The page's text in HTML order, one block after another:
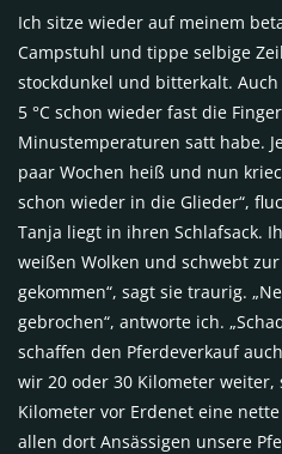
Ich sitze wieder auf meinem
Campstuhl und tippe selbige
stockdunkel und bitterkalt.
5 °C schon wieder fast die
Minustemperaturen satt habe.
paar Wochen heiß und nun
schon wieder in die Glieder“,
Tanja liegt in ihren Schlafsack.
weißen Wolken und schwebt
gekommen“, sagt sie traurig.
gebrochen“, antworte ich.
schaffen den Pferdeverkauf
wir 20 oder 30 Kilometer
Kilometer vor Erdenet eine
allen dort Ansässigen unsere